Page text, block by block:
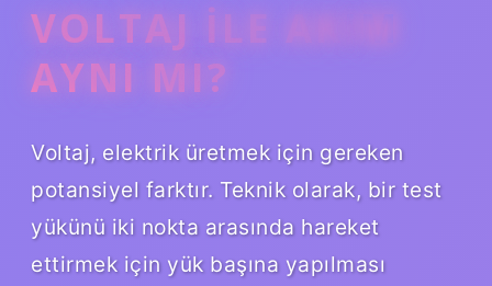
VOLTAJ ILE AKIM
AYNI MI?
Voltaj, elektrik üretmek için gereken
potansiyel farktır. Teknik olarak, bir test
yükünü iki nokta arasında hareket
ettirmek için yük başına yapılması